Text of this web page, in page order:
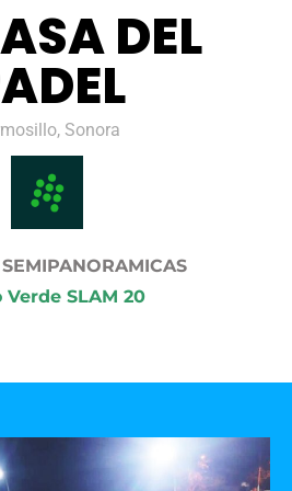
DEL
Sonora
SEMIPANORAMICAS
Verde SLAM 20